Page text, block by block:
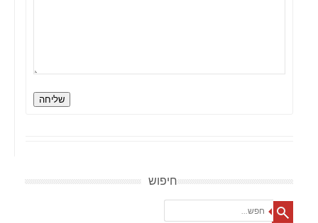
שליחה
חיפוש